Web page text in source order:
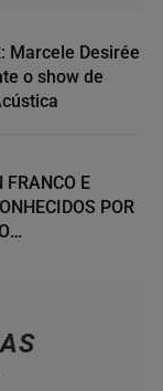
Marcele Desirée
o show de
FRANCO E
POR